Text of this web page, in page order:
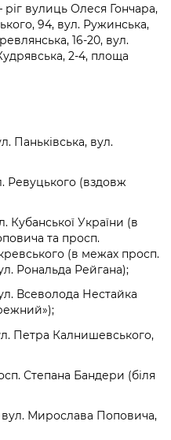
вулиць Олеся Гончара,
94, вул. Ружинська,
16-20, вул.
2-4, площа
Паньківська, вул.
Ревуцького (вздовж
Кубанської України (в
та просп.
(в межах просп.
Рональда Рейгана);
Всеволода Нестайка
Петра Калнишевського,
Степана Бандери (біля
Мирослава Поповича,